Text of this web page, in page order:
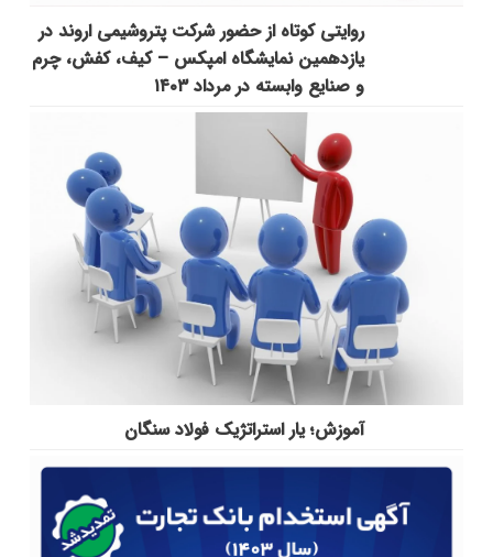
روایتی کوتاه از حضور شرکت پتروشیمی اروند در
یازدهمین نمایشگاه امپکس‌ – کیف، کفش، چرم
و صنایع وابسته در مرداد ۱۴۰۳
آموزش؛ یار استراتژیک فولاد سنگان